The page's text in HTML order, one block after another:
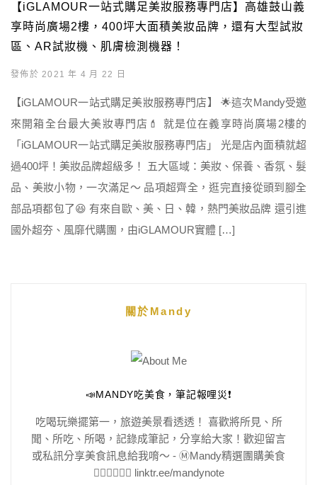
【iGLAMOUR一站式購足美妝服務專門店】高雄鼓山義
享時尚廣場2樓，400坪大面積美妝品牌，還有大型試妝
區、AR試妝機、肌膚檢測機器！
發佈於 2021 年 4 月 22 日
【iGLAMOUR一站式購足美妝服務專門店】 🌟這次Mandy受邀
來開箱全台最大美妝專門店💄 就是位在義享時尚廣場2樓的
「iGLAMOUR一站式購足美妝服務專門店」 光是店內面積就超
過400坪！美妝品牌超級多！ 五大區域：美妝、保養、香氛、髮
品、美妝小物，一次滿足～ 品項超齊全，逛完直接從頭到腳全
部品項都包了😆 有來自歐、美、日、韓，熱門美妝品牌 還引進
國外超夯、風靡代購團，由iGLAMOUR實體 […]
關於Mandy
📣MANDY吃美食，筆記報哩災❗️
吃喝玩樂擺第一，旅遊美景看透透！ 喜歡將所見、所
聞、所吃、所喝，記錄成筆記，分享給大家！歡迎留言
或私訊分享美食訊息給我唷～ - Ⓜ️Mandy精選團購美食
👇🏻👇🏻👇🏻 linktr.ee/mandynote